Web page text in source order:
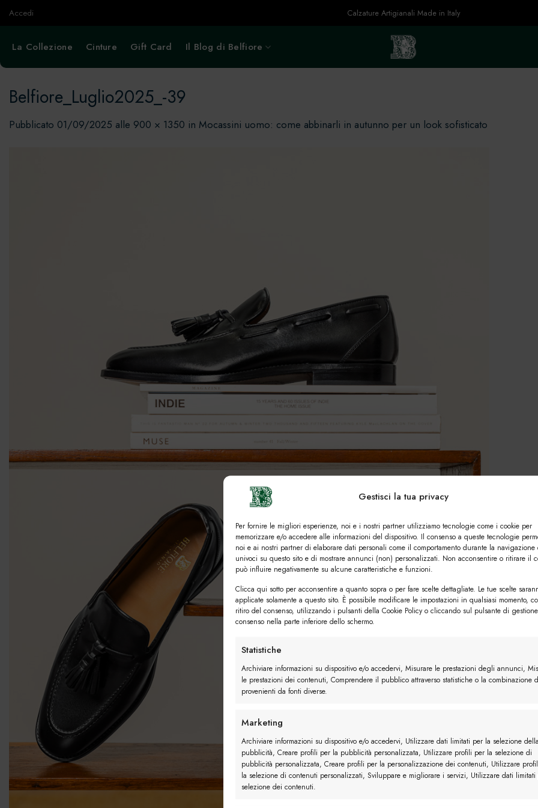
Gestisci la tua privacy
Per fornire le migliori esperienze, noi e i nostri partner utilizziamo tecnologie come i cookie per
memorizzare e/o accedere alle informazioni del dispositivo. Il consenso a queste tecnologie
noi e ai nostri partner di elaborare dati personali come il comportamento durante la
univoci su questo sito e di mostrare annunci (non) personalizzati. Non acconsentire o ritirare il
può influire negativamente su alcune caratteristiche e funzioni.
Clicca qui sotto per acconsentire a quanto sopra o per fare scelte dettagliate. Le tue scelte
applicate solamente a questo sito. È possibile modificare le impostazioni in qualsiasi momento,
ritiro del consenso, utilizzando i pulsanti della Cookie Policy o cliccando sul pulsante di
consenso nella parte inferiore dello schermo.
Statistiche
Archiviare informazioni su dispositivo e/o accedervi, Misurare le prestazioni degli annunci,
le prestazioni dei contenuti, Comprendere il pubblico attraverso statistiche o la combinazione
provenienti da fonti diverse.
Marketing
Archiviare informazioni su dispositivo e/o accedervi, Utilizzare dati limitati per la selezione della
pubblicità, Creare profili per la pubblicità personalizzata, Utilizzare profili per la selezione di
pubblicità personalizzata, Creare profili per la personalizzazione dei contenuti, Utilizzare
la selezione di contenuti personalizzati, Sviluppare e migliorare i servizi, Utilizzare dati limitati
selezione dei contenuti.
SaltaAccedi Calzature Artigianali Made in Italy
La Collezione Cinture Gift Card Il Blog di Belfiore
Belfiore_Luglio2025_-39
Pubblicato 01/09/2025 alle 900 × 1350 in Mocassini uomo: come abbinarli in autunno per un look sofisticato